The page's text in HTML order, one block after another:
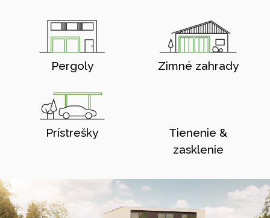
Pergoly Zimné zahrady
Prístrešky
Tienenie &
zasklenie